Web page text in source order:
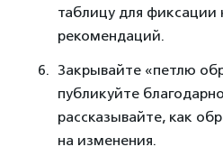
таблицу для фиксации
рекомендаций.
Закрывайте «петлю
публикуйте
рассказывайте, как
на изменения.